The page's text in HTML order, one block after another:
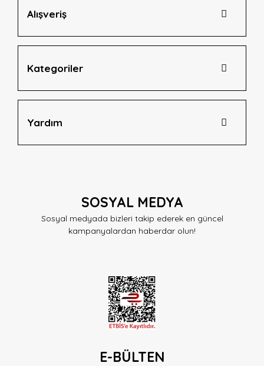
Alışveriş
Kategoriler
Yardım
SOSYAL MEDYA
Sosyal medyada bizleri takip ederek en güncel
kampanyalardan haberdar olun!
E-BÜLTEN